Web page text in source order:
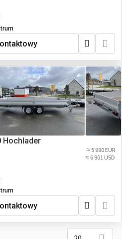
Hochlader
≈ 5 990 EUR
≈ 6 901 USD